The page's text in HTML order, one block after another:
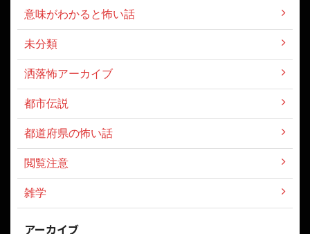
意味がわかると怖い話
未分類
洒落怖アーカイブ
都市伝説
都道府県の怖い話
閲覧注意
雑学
アーカイブ